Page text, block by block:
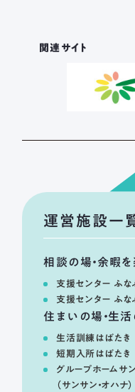
関連サイト
運営施設一
相談の場・余暇
支援センター ふな
支援センター ふな
住まいの場・生
生活訓練はばたき
短期入所はばたき
グループホームサ
（サンサン・オハナ）